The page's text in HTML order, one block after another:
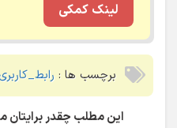
لینک کمکی
برچسب ها :
این مطلب چقدر برایتان